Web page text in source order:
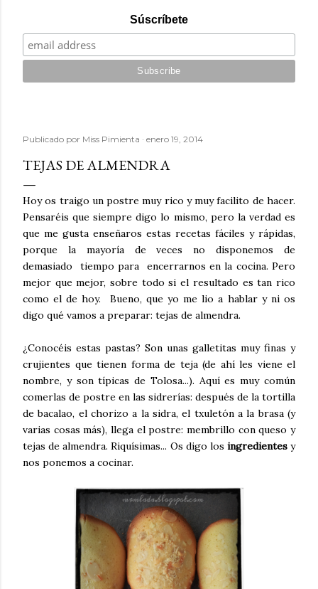
Súscríbete
Publicado por Miss Pimienta enero 19, 2014
TEJAS DE ALMENDRA
Hoy os traigo un postre muy rico y muy facilito de hacer.
Pensaréis que siempre digo lo mismo, pero la verdad es
que me gusta enseñaros estas recetas fáciles y rápidas,
porque la mayoría de veces no disponemos de
demasiado tiempo para encerrarnos en la cocina. Pero
mejor que mejor, sobre todo si el resultado es tan rico
como el de hoy. Bueno, que yo me lio a hablar y ni os
digo qué vamos a preparar: tejas de almendra.
¿Conocéis estas pastas? Son unas galletitas muy finas y
crujientes que tienen forma de teja (de ahí les viene el
nombre, y son típicas de Tolosa...). Aquí es muy común
comerlas de postre en las sidrerías: después de la tortilla
de bacalao, el chorizo a la sidra, el txuletón a la brasa (y
varias cosas más), llega el postre: membrillo con queso y
tejas de almendra. Riquísimas... Os digo los ingredientesy
nos ponemos a cocinar.